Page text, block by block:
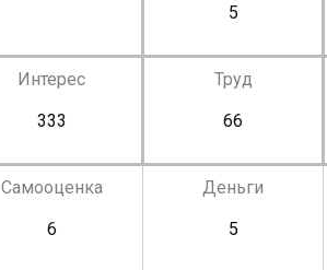
5
Интерес
333
Труд
66
Самооценка
6
Деньги
5